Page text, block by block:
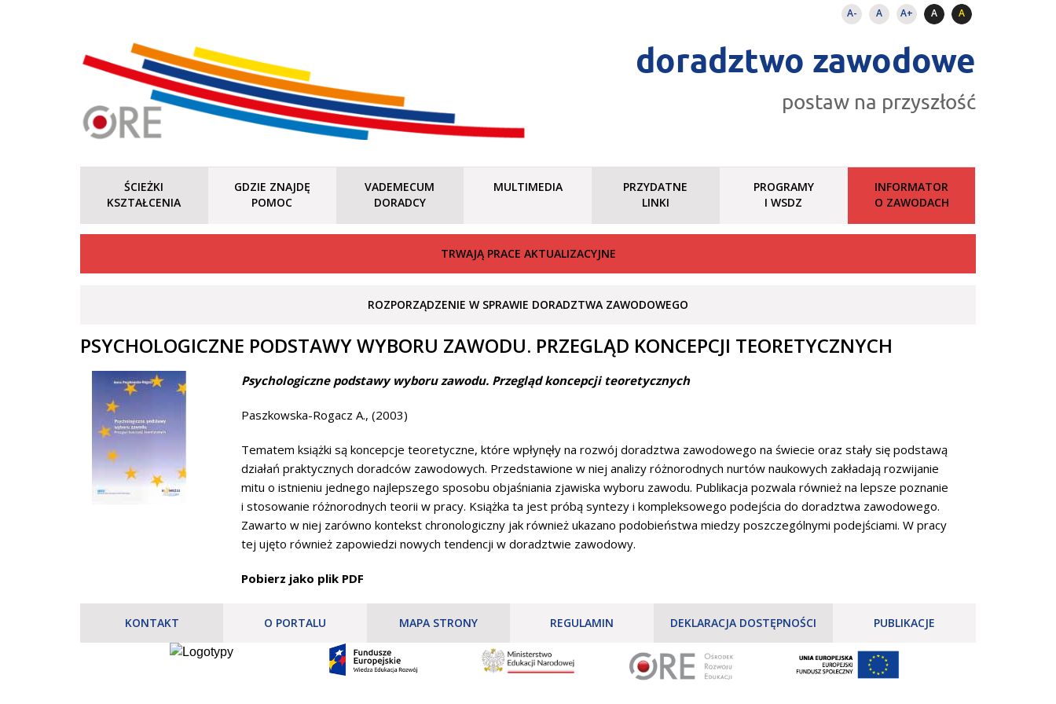
A- A A+ A A
doradztwo zawodowe
postaw na przyszłość
ŚCIEŻKI
KSZTAŁCENIA
GDZIE ZNAJDĘ
POMOC
VADEMECUM
DORADCY
MULTIMEDIA
PRZYDATNE
LINKI
PROGRAMY
I WSDZ
INFORMATOR
O ZAWODACH
TRWAJĄ PRACE AKTUALIZACYJNE
ROZPORZĄDZENIE W SPRAWIE DORADZTWA ZAWODOWEGO
PSYCHOLOGICZNE PODSTAWY WYBORU ZAWODU. PRZEGLĄD KONCEPCJI TEORETYCZNYCH
Psychologiczne podstawy wyboru zawodu. Przegląd koncepcji teoretycznych
Paszkowska-Rogacz A., (2003)
Tematem książki są koncepcje teoretyczne, które wpłynęły na rozwój doradztwa zawodowego na świecie oraz stały się podstawą
działań praktycznych doradców zawodowych. Przedstawione w niej analizy różnorodnych nurtów naukowych zakładają rozwijanie
mitu o istnieniu jednego najlepszego sposobu objaśniania zjawiska wyboru zawodu. Publikacja pozwala również na lepsze poznanie
i stosowanie różnorodnych teorii w pracy. Książka ta jest próbą syntezy i kompleksowego podejścia do doradztwa zawodowego.
Zawarto w niej zarówno kontekst chronologiczny jak również ukazano podobieństwa miedzy poszczególnymi podejściami. W pracy
tej ujęto również zapowiedzi nowych tendencji w doradztwie zawodowy.
Pobierz jako plik PDF
KONTAKT O PORTALU MAPA STRONY REGULAMIN DEKLARACJA DOSTĘPNOŚCI PUBLIKACJE